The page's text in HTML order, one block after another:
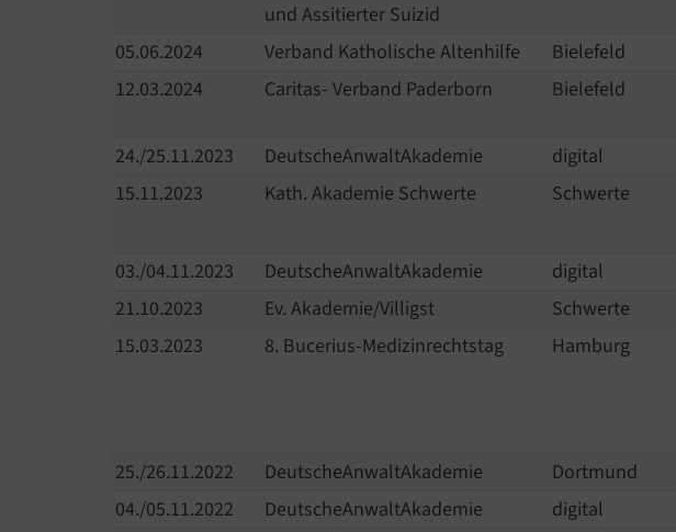
und Assitierter Suizid
05.06.2024
Verband Katholische Altenhilfe Bielefeld
12.03.2024
Caritas- Verband Paderborn Bielefeld
24./25.11.2023
DeutscheAnwaltAkademie digital
15.11.2023
Kath. Akademie Schwerte Schwerte
03./04.11.2023
DeutscheAnwaltAkademie digital
21.10.2023
Ev. Akademie/Villigst Schwerte
15.03.2023
8. Bucerius-Medizinrechtstag Hamburg
25./26.11.2022
DeutscheAnwaltAkademie Dortmund
04./05.11.2022
DeutscheAnwaltAkademie digital